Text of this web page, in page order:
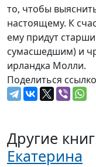
то, чтобы
настоящему. К
ему придут
сумасшедшим) и
ирландка Молли.
Поделиться
Другие
Екатерина